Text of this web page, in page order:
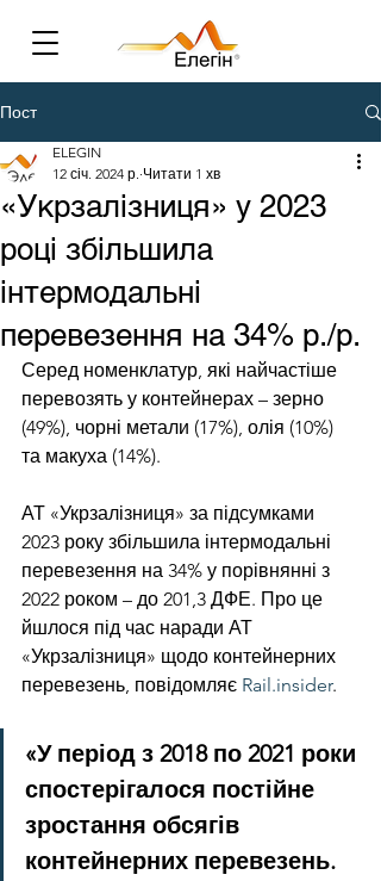
Пост
«Укрзалізниця» у 2023
році збільшила
інтермодальні
перевезення на 34% р./р.
ELEGIN
12 січ. 2024 р. Читати 1 хв
Серед номенклатур, які найчастіше
перевозять у контейнерах – зерно
(49%), чорні метали (17%), олія (10%)
та макуха (14%).
АТ «Укрзалізниця» за підсумками
2023 року збільшила інтермодальні
перевезення на 34% у порівнянні з
2022 роком – до 201,3 ДФЕ. Про це
йшлося під час наради АТ
«Укрзалізниця» щодо контейнерних
перевезень, повідомляє Rail.insider.
«У період з 2018 по 2021 роки
спостерігалося постійне
зростання обсягів
контейнерних перевезень.